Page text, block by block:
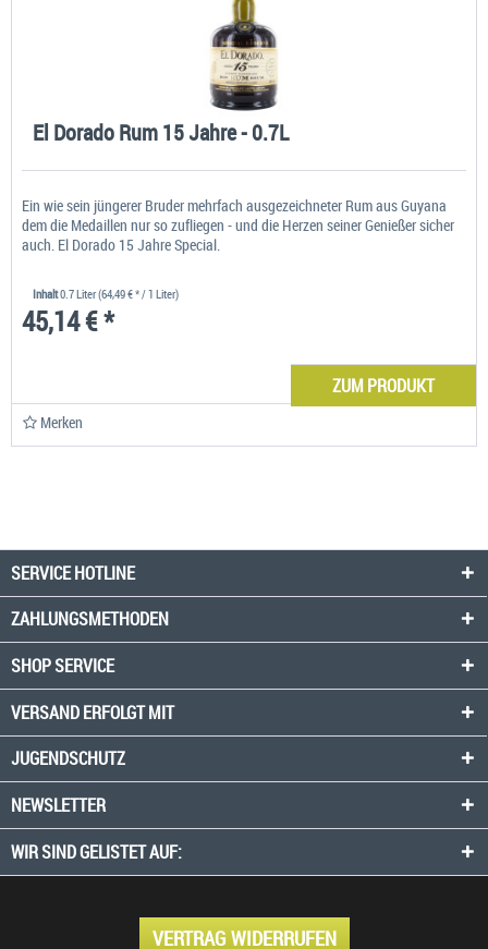
El Dorado Rum 15 Jahre - 0.7L
Ein wie sein jüngerer Bruder mehrfach ausgezeichneter Rum aus Guyana
dem die Medaillen nur so zufliegen - und die Herzen seiner Genießer sicher
auch. El Dorado 15 Jahre Special.
Inhalt0.7 Liter(64,49 € * / 1 Liter)
45,14 € *
ZUM PRODUKT
Merken
SERVICE HOTLINE
ZAHLUNGSMETHODEN
SHOP SERVICE
VERSAND ERFOLGT MIT
JUGENDSCHUTZ
NEWSLETTER
WIR SIND GELISTET AUF:
VERTRAG WIDERRUFEN